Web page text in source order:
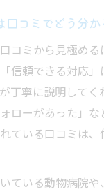
口コミでどう分か
コミから見極める
信頼できる対応」
丁寧に説明してく
ローがあった」な
ている口コミは
ている動物病院